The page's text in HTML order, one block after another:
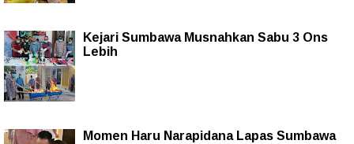
Kejari Sumbawa Musnahkan Sabu 3 Ons
Lebih
Momen Haru Narapidana Lapas Sumbawa